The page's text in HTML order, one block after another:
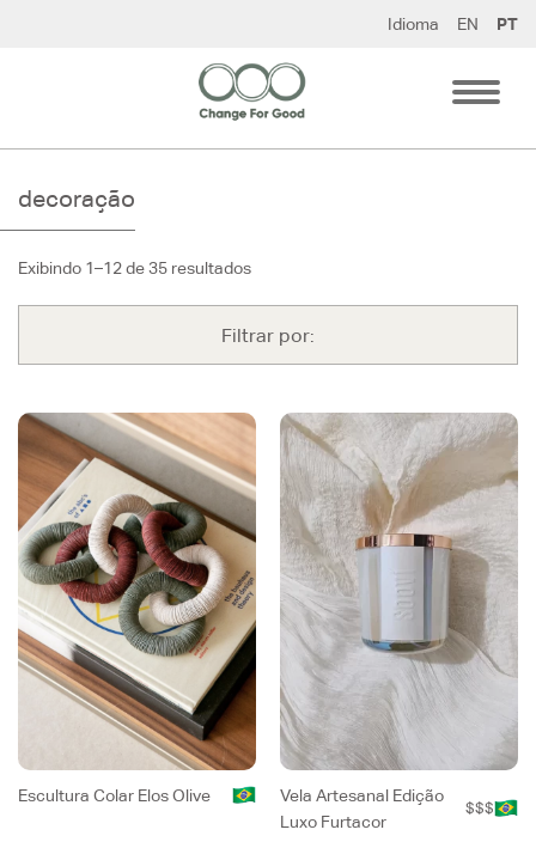
Idioma EN PT
decoração
Exibindo 1–12 de 35 resultados
Filtrar por:
Escultura Colar Elos Olive
Vela Artesanal Edição
Luxo Furtacor
$$$